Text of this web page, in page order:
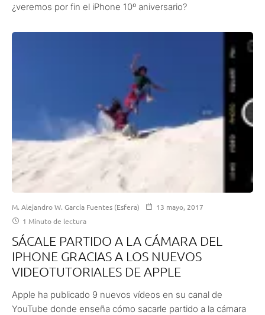
¿veremos por fin el iPhone 10º aniversario?
M. Alejandro W. García Fuentes (Esfera)
13 mayo, 2017
1 Minuto de lectura
SÁCALE PARTIDO A LA CÁMARA DEL
IPHONE GRACIAS A LOS NUEVOS
VIDEOTUTORIALES DE APPLE
Apple ha publicado 9 nuevos vídeos en su canal de
YouTube donde enseña cómo sacarle partido a la cámara